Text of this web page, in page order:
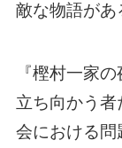
敵な物語があ
『樫村一家
立ち向かう
会における問